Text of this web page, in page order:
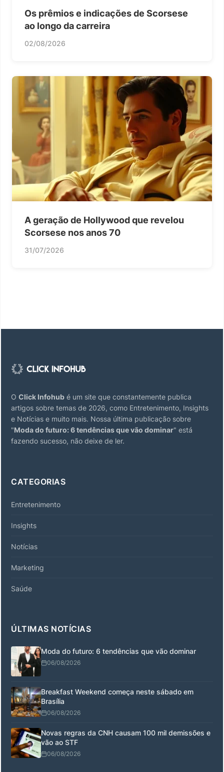
Os prêmios e indicações de Scorsese
ao longo da carreira
02/08/2026
A geração de Hollywood que revelou
Scorsese nos anos 70
31/07/2026
O Click Infohub é um site que constantemente publica
artigos sobre temas de 2026, como Entretenimento, Insights
e Notícias e muito mais. Nossa última publicação sobre
"Moda do futuro: 6 tendências que vão dominar" está
fazendo sucesso, não deixe de ler.
CATEGORIAS
Entretenimento
Insights
Notícias
Marketing
Saúde
ÚLTIMAS NOTÍCIAS
Moda do futuro: 6 tendências que vão dominar
06/08/2026
Breakfast Weekend começa neste sábado em
Brasília
06/08/2026
Novas regras da CNH causam 100 mil demissões e
vão ao STF
06/08/2026